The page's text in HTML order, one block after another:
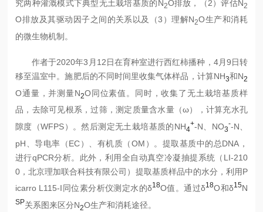
究两种灌溉模式下典型无土栽培基质的N2O排放，（2）评估N2
O排放及其驱动因子之间的关系以及（3）理解N2O生产和消耗
的微生物机制。
作者于2020年3月12日在育种室进行西红柿播种，4月9日转
移至温室中。施肥后的不同时间里收集气体样品，计算NH3和N2
O通量，并测量N2O同位素值。同时，收集了无土栽培基质样
品，去除可见根系，过筛，测定质量含水量（ω），计算充水孔
隙度（WFPS）。然后测定无土栽培基质的NH4
+-N、NO3
--N、
pH、导电率（EC）、有机质（OM）。提取基质中的总DNA，
进行qPCR分析。此外，利用全自动真空冷凝抽提系统（LI-210
0，北京理加联合科技有限公司） 提取基质样品中的水分，利用P
icarro L115-I同位素分析仪测定水的δ18O值。通过δ18O和δ15N
SP关系图来区分N2O生产和消耗途径。